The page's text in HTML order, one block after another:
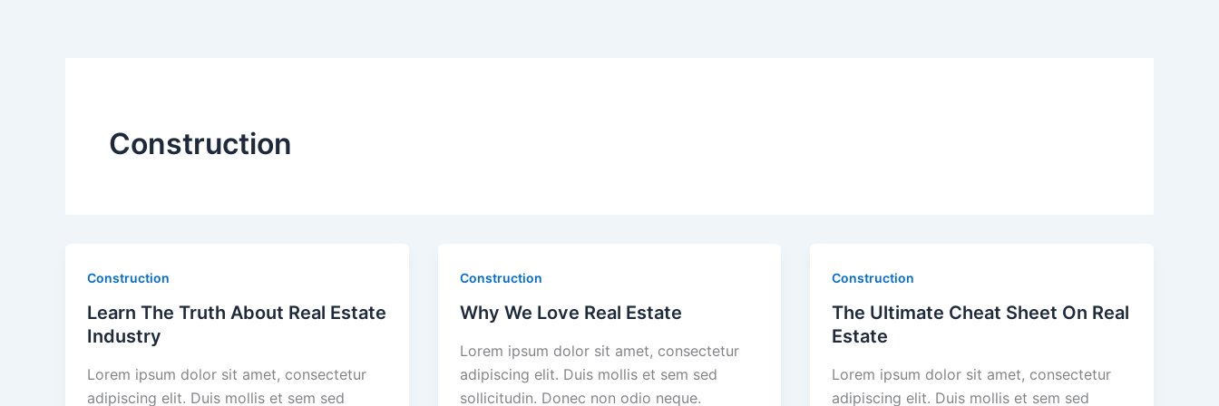
Construction
Construction
Learn The Truth About Real Estate
Industry
Lorem ipsum dolor sit amet, consectetur
adipiscing elit. Duis mollis et sem sed
Construction
Why We Love Real Estate
Lorem ipsum dolor sit amet, consectetur
adipiscing elit. Duis mollis et sem sed
sollicitudin. Donec non odio neque.
Construction
The Ultimate Cheat Sheet On Real
Estate
Lorem ipsum dolor sit amet, consectetur
adipiscing elit. Duis mollis et sem sed